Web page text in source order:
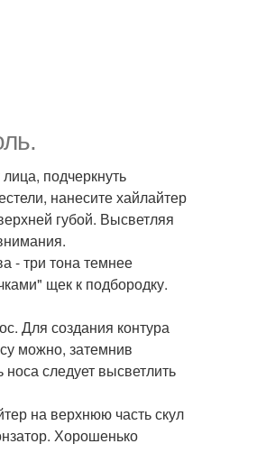
подчеркнуть
нанесите хайлайтер
губой. Высветляя
- три тона темнее
щек к подбородку.
Для создания контура
можно, затемнив
следует высветлить
на верхнюю часть скул
Хорошенько